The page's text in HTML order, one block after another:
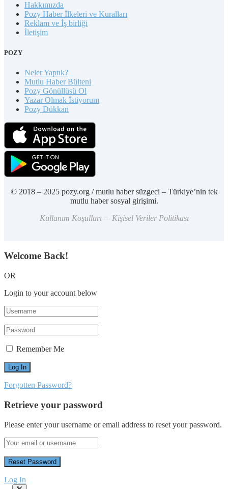
Hakkımızda
Pozy Haber İlkeleri ve Kuralları
Reklam ve İş birliği
İletişim
POZY
Neler Yaptık?
Mutlu Haber Bülteni
Pozy Gönüllüsü Ol
Yazar Olmak İstiyorum
Pozy Dükkan
© 2018 – 2025 pozy.org / mutlu haber süzgeci – Türkiye’nin tek
mutlu haber sosyal girişimi.
Kullanım Koşulları – Kişisel Veriler Politikası
Welcome Back!
OR
Login to your account below
Remember Me
Forgotten Password?
Retrieve your password
Please enter your username or email address to reset your password.
Log In